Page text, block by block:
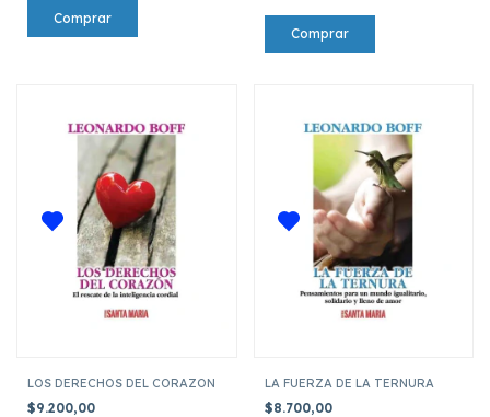
LOS DERECHOS DEL CORAZON
$9.200,00
LA FUERZA DE LA TERNURA
$8.700,00